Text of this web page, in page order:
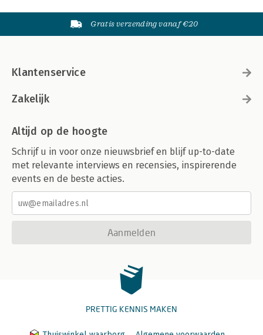
Gratis verzending vanaf €20
Klantenservice
Zakelijk
Altijd op de hoogte
Schrijf u in voor onze nieuwsbrief en blijf up-to-date
met relevante interviews en recensies, inspirerende
events en de beste acties.
Aanmelden
PRETTIG KENNIS MAKEN